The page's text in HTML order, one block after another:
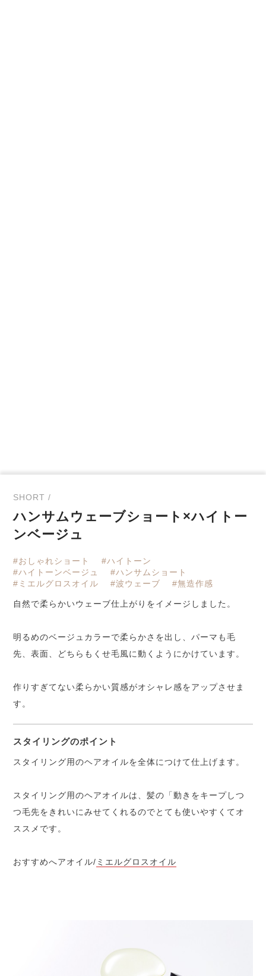
SHORT /
ハンサムウェーブショート×ハイトー
ンベージュ
#おしゃれショート
#ハイトーン
#ハイトーンベージュ
#ハンサムショート
#ミエルグロスオイル
#波ウェーブ #無造作感
自然で柔らかいウェーブ仕上がりをイメージしました。
明るめのベージュカラーで柔らかさを出し、パーマも毛
先、表面、どちらもくせ毛風に動くようにかけています。
作りすぎてない柔らかい質感がオシャレ感をアップさせま
す。
スタイリングのポイント
スタイリング用のヘアオイルを全体につけて仕上げます。
スタイリング用のヘアオイルは、髪の「動きをキープしつ
つ毛先をきれいにみせてくれるのでとても使いやすくてオ
ススメです。
おすすめへアオイル/ ミエルグロスオイル